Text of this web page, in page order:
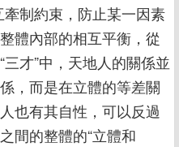
制約束，防止某一因素
體內部的相互平衡，從
才”中，天地人的關係並
，而是在立體的等差關
也有其自性，可以反過
間的整體的“立體和